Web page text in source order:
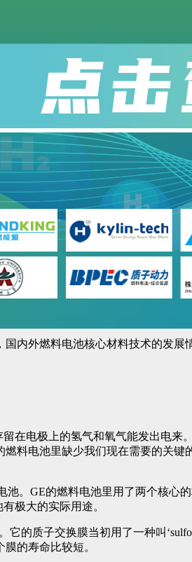
内外燃料电池核心材料技术的发
在电极上的氢气和氧气能发出电
料电池里缺少我们现在需要的关
。GE的燃料电池里用了两个核
极大的实际用途。
的质子交换膜当初用了一种叫
的寿命比较短。